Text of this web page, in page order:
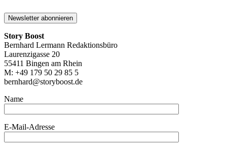
Story Boost
Bernhard Lermann Redaktionsbüro
Laurenzigasse 20
55411 Bingen am Rhein
M: +49 179 50 29 85 5
bernhard@storyboost.de
Name
E-Mail-Adresse